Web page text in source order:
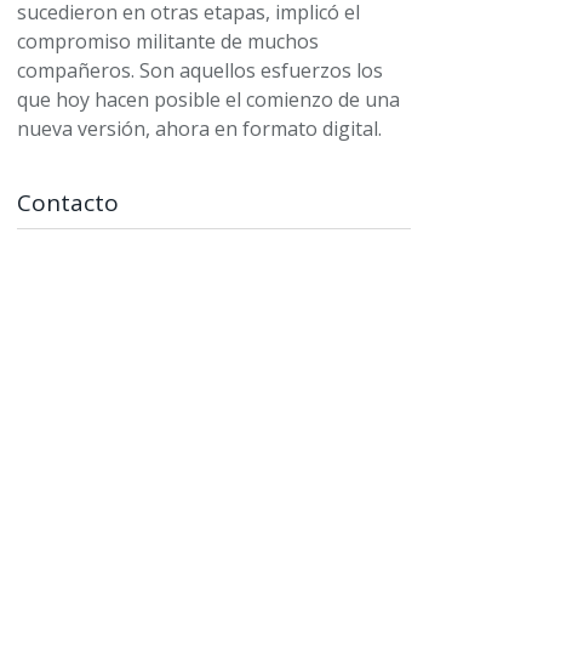
sucedieron en otras etapas, implicó el
compromiso militante de muchos
compañeros. Son aquellos esfuerzos los
que hoy hacen posible el comienzo de una
nueva versión, ahora en formato digital.
Contacto